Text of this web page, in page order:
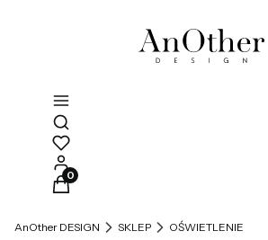
Otwórz wyszukiwarkę
Produkty w koszyku: 0. Zobacz
AnOther DESIGN SKLEP OŚWIETLENIE